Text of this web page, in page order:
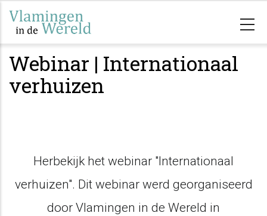
Overslaan
naar
de
gaan
Webinar | Internationaal
verhuizen
Herbekijk het webinar "Internationaal
verhuizen". Dit webinar werd georganiseerd
door Vlamingen in de Wereld in